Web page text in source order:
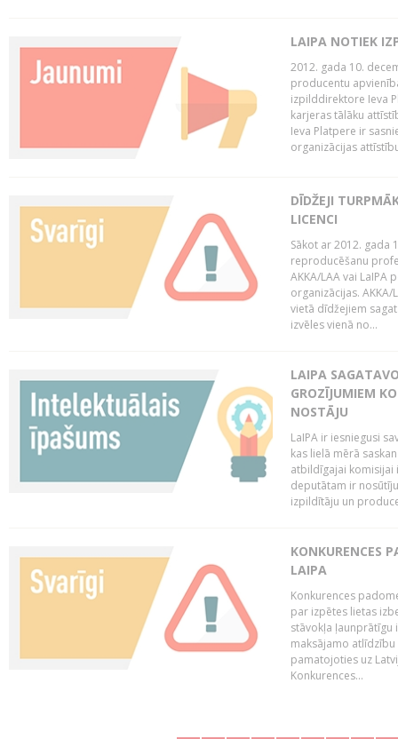
LAIPA NOTIEK
2012. gada 10.
producentu
izpilddirektore Ieva
karjeras tālāku
Ieva Platpere ir
organizācijas
DĪDŽEJI
LICENCI
Sākot ar 2012. gada
reproducēšanu
AKKA/LAA vai LaIPA
organizācijas.
vietā dīdžejiem
izvēles vienā no...
LAIPA
GROZĪJUMIEM
NOSTĀJU
LaIPA ir iesniegusi
kas lielā mērā
atbildīgajai komisijai
deputātam ir
izpildītāju un
KONKURENCES
LAIPA
Konkurences
par izpētes lietas
stāvokļa ļaunprātīgu
maksājamo
pamatojoties uz
Konkurences...